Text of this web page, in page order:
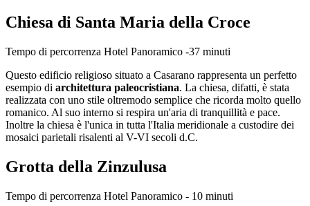
Chiesa di Santa Maria della Croce
Tempo di percorrenza Hotel Panoramico -37 minuti
Questo edificio religioso situato a Casarano rappresenta un perfetto
esempio di architettura paleocristiana. La chiesa, difatti, è stata
realizzata con uno stile oltremodo semplice che ricorda molto quello
romanico. Al suo interno si respira un'aria di tranquillità e pace.
Inoltre la chiesa è l'unica in tutta l'Italia meridionale a custodire dei
mosaici parietali risalenti al V-VI secoli d.C.
Grotta della Zinzulusa
Tempo di percorrenza Hotel Panoramico - 10 minuti